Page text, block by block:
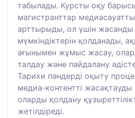
табылады. Курсты оқу
магистранттар
арттырыды, ол үшін жасанды
мүмкіндіктерін қолданады,
ағынымен жұмыс жасау,
талдау және пайдалану
Тарихи пәндерді оқыту
медиа-контентті жасақтауды
оларды қолдану
жетілдіреді.